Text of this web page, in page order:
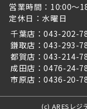
営業時間：10:00～
定休日：水曜日
千葉店：043-202-
鎌取店：043-293-
都賀店：043-214-
成田店：0476-24-
市原店：0436-20-
(c) ARESレジ